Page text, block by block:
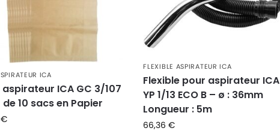
ICA
ICA GC 3/107
10 sacs en Papier
€
FLEXIBLE ASPIRATEUR ICA
Flexible pour aspirateur ICA
YP 1/13 ECO B – ø : 36mm
Longueur : 5m
66,36€